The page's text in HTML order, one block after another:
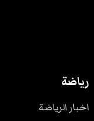
رياضة
اخبار الرياضة